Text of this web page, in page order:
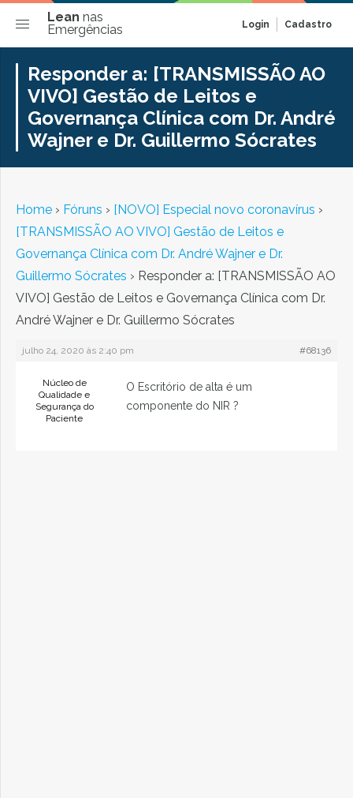
Lean nas
Emergências
Login Cadastro
Responder a: [TRANSMISSÃO AO
VIVO] Gestão de Leitos e
Governança Clínica com Dr. André
Wajner e Dr. Guillermo Sócrates
Home › Fóruns › [NOVO] Especial novo coronavírus ›
[TRANSMISSÃO AO VIVO] Gestão de Leitos e
Governança Clínica com Dr. André Wajner e Dr.
Guillermo Sócrates › Responder a: [TRANSMISSÃO AO
VIVO] Gestão de Leitos e Governança Clínica com Dr.
André Wajner e Dr. Guillermo Sócrates
julho 24, 2020 às 2:40 pm #68136
Núcleo de
Qualidade e
Segurança do
Paciente
O Escritório de alta é um
componente do NIR ?